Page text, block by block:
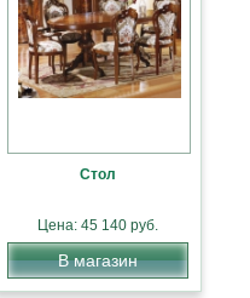
Стол
Цена: 45 140 руб.
В магазин